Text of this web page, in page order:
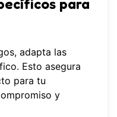
para
adapta las
Esto asegura
para tu
y